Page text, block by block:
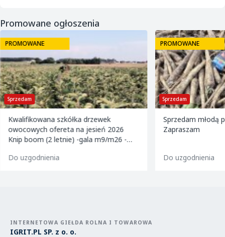
Promowane ogłoszenia
Sprzedam
PROMOWANE
Kwalifikowana szkółka drzewek
owocowych ofereta na jesień 2026
Knip boom (2 letnie) -gala m9/m26 -
m9 -paulared m9/m2
Do uzgodnienia
Sprzedam
PROMOWANE
Sprzedam młodą
Zapraszam
Do uzgodnienia
INTERNETOWA GIEŁDA ROLNA I TOWAROWA
IGRIT.PL SP. z o. o.